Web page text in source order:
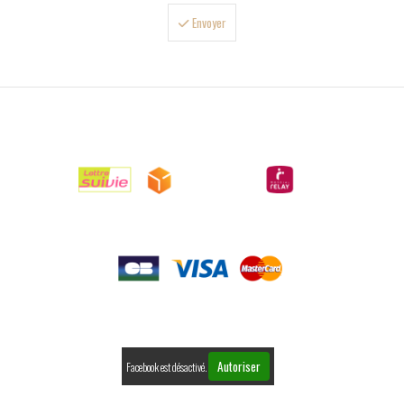
Envoyer
Facebook est désactivé. Autoriser